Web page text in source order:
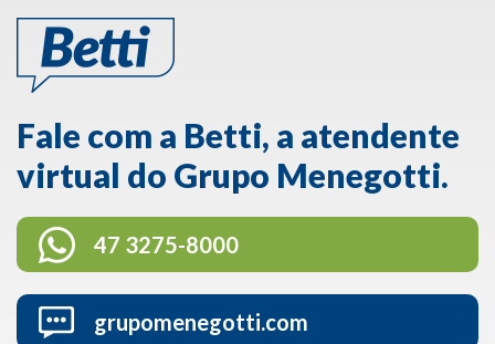
Fale com a Betti, a atendente
virtual do Grupo Menegotti.
47 3275-8000
grupomenegotti.com